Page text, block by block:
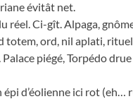
évitât net.
réel. Ci-gît. Alpaga,
totem, ord, nil aplati,
piégé, Torpédo
épi d’éolienne ici rot (eh…